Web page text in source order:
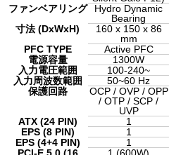
ファンベアリング
Hydro Dynamic
Bearing
寸法 (DxWxH)
160 x 150 x 86
mm
PFC TYPE
Active PFC
電源容量
1300W
入力電圧範囲
100-240~
入力周波数範囲
50~60 Hz
保護回路
OCP / OVP / OPP
/ OTP / SCP /
UVP
ATX (24 PIN)
1
EPS (8 PIN)
1
EPS (4+4 PIN)
1